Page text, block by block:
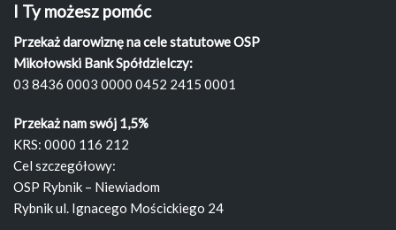
I Ty możesz pomóc
Przekaż darowiznę na cele statutowe OSP
Mikołowski Bank Spółdzielczy:
03 8436 0003 0000 0452 2415 0001
Przekaż nam swój 1,5%
KRS: 0000 116 212
Cel szczegółowy:
OSP Rybnik – Niewiadom
Rybnik ul. Ignacego Mościckiego 24